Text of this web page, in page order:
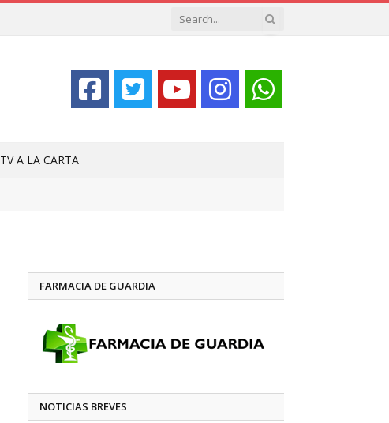
TV A LA CARTA
FARMACIA DE GUARDIA
NOTICIAS BREVES